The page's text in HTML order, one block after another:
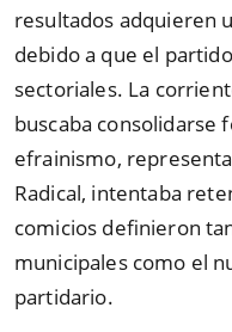
resultados adquieren
debido a que el
sectoriales. La
buscaba
efrainismo,
Radical, intentaba
comicios definieron
municipales como el
partidario.